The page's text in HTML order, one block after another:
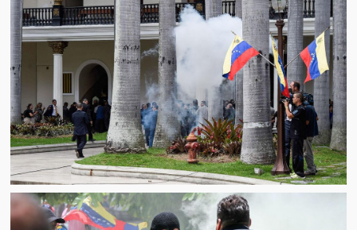
Víctimas inocentes de la violencia castrista del 4 de Febrero de
1992
¡¡¡Miserable traidor, mira a tu pueblo!!! (Despicable traitor, look
your country!!!)
Fotos
Versos
Cuentos
Videos